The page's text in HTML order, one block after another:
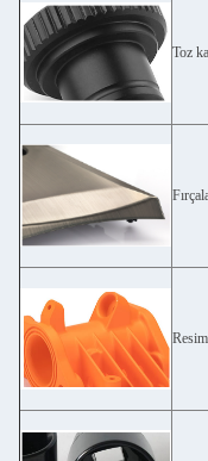
Toz
Resim